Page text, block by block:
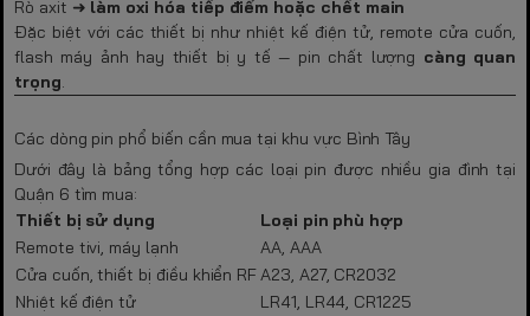
Rò axit ➜ làm oxi hóa tiếp điểm hoặc chết main
Đặc biệt với các thiết bị như nhiệt kế điện tử, remote cửa cuốn,
flash máy ảnh hay thiết bị y tế — pin chất lượng càng quan
trọng.
Các dòng pin phổ biến cần mua tại khu vực Bình Tây
Dưới đây là bảng tổng hợp các loại pin được nhiều gia đình tại
Quận 6 tìm mua:
Thiết bị sử dụng
Loại pin phù hợp
Remote tivi, máy lạnh
AA, AAA
Cửa cuốn, thiết bị điều khiển RFA23, A27, CR2032
Nhiệt kế điện tử
LR41, LR44, CR1225